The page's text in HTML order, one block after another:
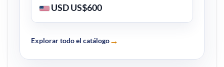
USD US$600
Explorar todo el catálogo→